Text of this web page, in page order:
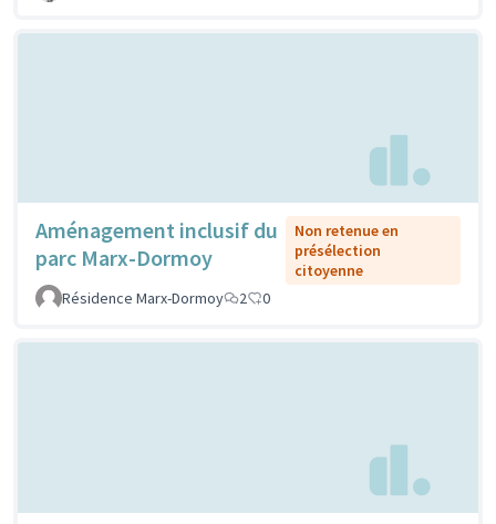
Aménagement inclusif du
parc Marx-Dormoy
Non retenue en
présélection
citoyenne
Résidence Marx-Dormoy
2 0